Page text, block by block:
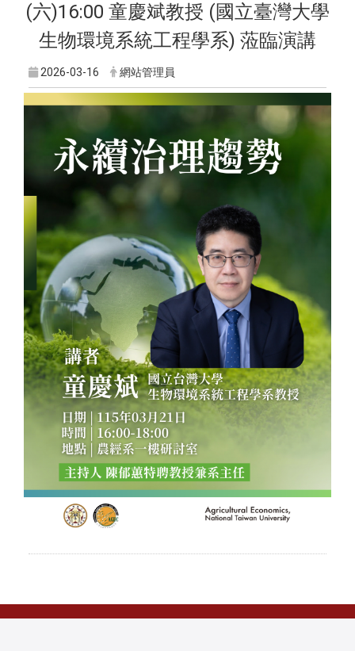
(六)16:00 童慶斌教授 (國立臺灣大學
生物環境系統工程學系) 蒞臨演講
2026-03-16 網站管理員